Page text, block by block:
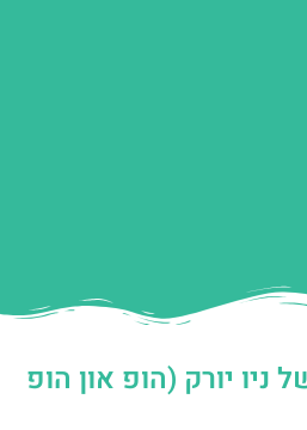
ניו יורק (הופ און הופ